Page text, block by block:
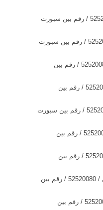
بي ان سبورت الظهر / 52520080 / رقم بين سبورت
بي ان سبورت العقيلة / 52520080 / رقم بين سبورت
بي ان سبورت الفنطاس / 52520080 / رقم بين
بي ان سبورت الصديق / 52520080 / رقم بين
بي ان سبورت الضجيج / 52520080 / رقم بين سبورت
بي ان سبورت أبوحليفة / 52520080 / رقم بين
بي ان سبورت الخيران / 52520080 / رقم بين
بي ان سبورت أسواق القرين / 52520080 / رقم بين
بي ان سبورت المسيلة / 52520080 / رقم بين